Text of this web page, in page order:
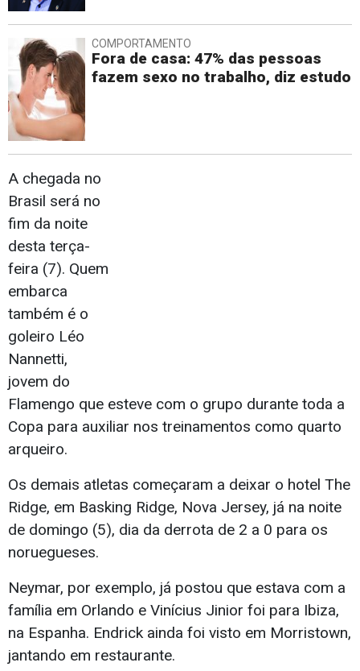
COMPORTAMENTO
Fora de casa: 47% das pessoas
fazem sexo no trabalho, diz estudo
A chegada no
Brasil será no
fim da noite
desta terça-
feira (7). Quem
embarca
também é o
goleiro Léo
Nannetti,
jovem do
Flamengo que esteve com o grupo durante toda a
Copa para auxiliar nos treinamentos como quarto
arqueiro.
Os demais atletas começaram a deixar o hotel The
Ridge, em Basking Ridge, Nova Jersey, já na noite
de domingo (5), dia da derrota de 2 a 0 para os
noruegueses.
Neymar, por exemplo, já postou que estava com a
família em Orlando e Vinícius Jinior foi para Ibiza,
na Espanha. Endrick ainda foi visto em Morristown,
jantando em restaurante.